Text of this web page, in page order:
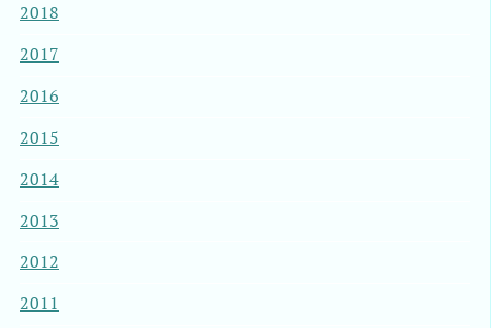
2018
2017
2016
2015
2014
2013
2012
2011